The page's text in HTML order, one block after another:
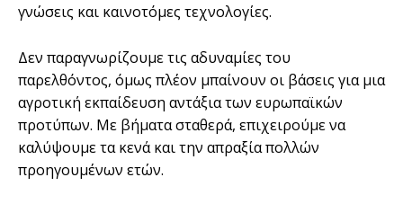
γνώσεις και καινοτόμες τεχνολογίες.
Δεν παραγνωρίζουμε τις αδυναμίες του
παρελθόντος, όμως πλέον μπαίνουν οι βάσεις για μια
αγροτική εκπαίδευση αντάξια των ευρωπαϊκών
προτύπων. Με βήματα σταθερά, επιχειρούμε να
καλύψουμε τα κενά και την απραξία πολλών
προηγουμένων ετών.